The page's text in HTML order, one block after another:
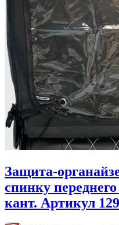
Защита-
спинку
кант. Артикул